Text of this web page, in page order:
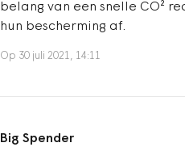
belang van een snelle CO²
hun bescherming af.
Op 30 juli 2021, 14:11
Big Spender